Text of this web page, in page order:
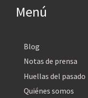
Menú
Blog
Notas de prensa
Huellas del pasado
Quiénes somos